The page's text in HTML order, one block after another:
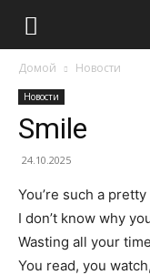
Домой Новости
Новости
Smile
24.10.2025
You’re such a
I don’t know why
Wasting all your
You read, you